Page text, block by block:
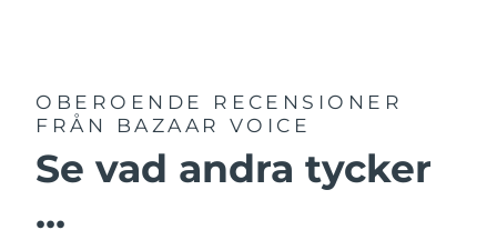
OBEROENDE RECENSIONER
FRÅN BAZAAR VOICE
Se vad andra tycker
...